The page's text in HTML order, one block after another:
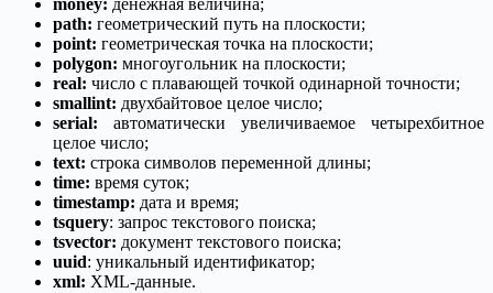
money: денежная величина;
path: геометрический путь на плоскости;
point: геометрическая точка на плоскости;
polygon: многоугольник на плоскости;
real: число с плавающей точкой одинарной точности;
smallint: двухбайтовое целое число;
serial: автоматически увеличиваемое четырехбитное
целое число;
text: строка символов переменной длины;
time: время суток;
timestamp: дата и время;
tsquery: запрос текстового поиска;
tsvector: документ текстового поиска;
uuid: уникальный идентификатор;
xml: XML-данные.